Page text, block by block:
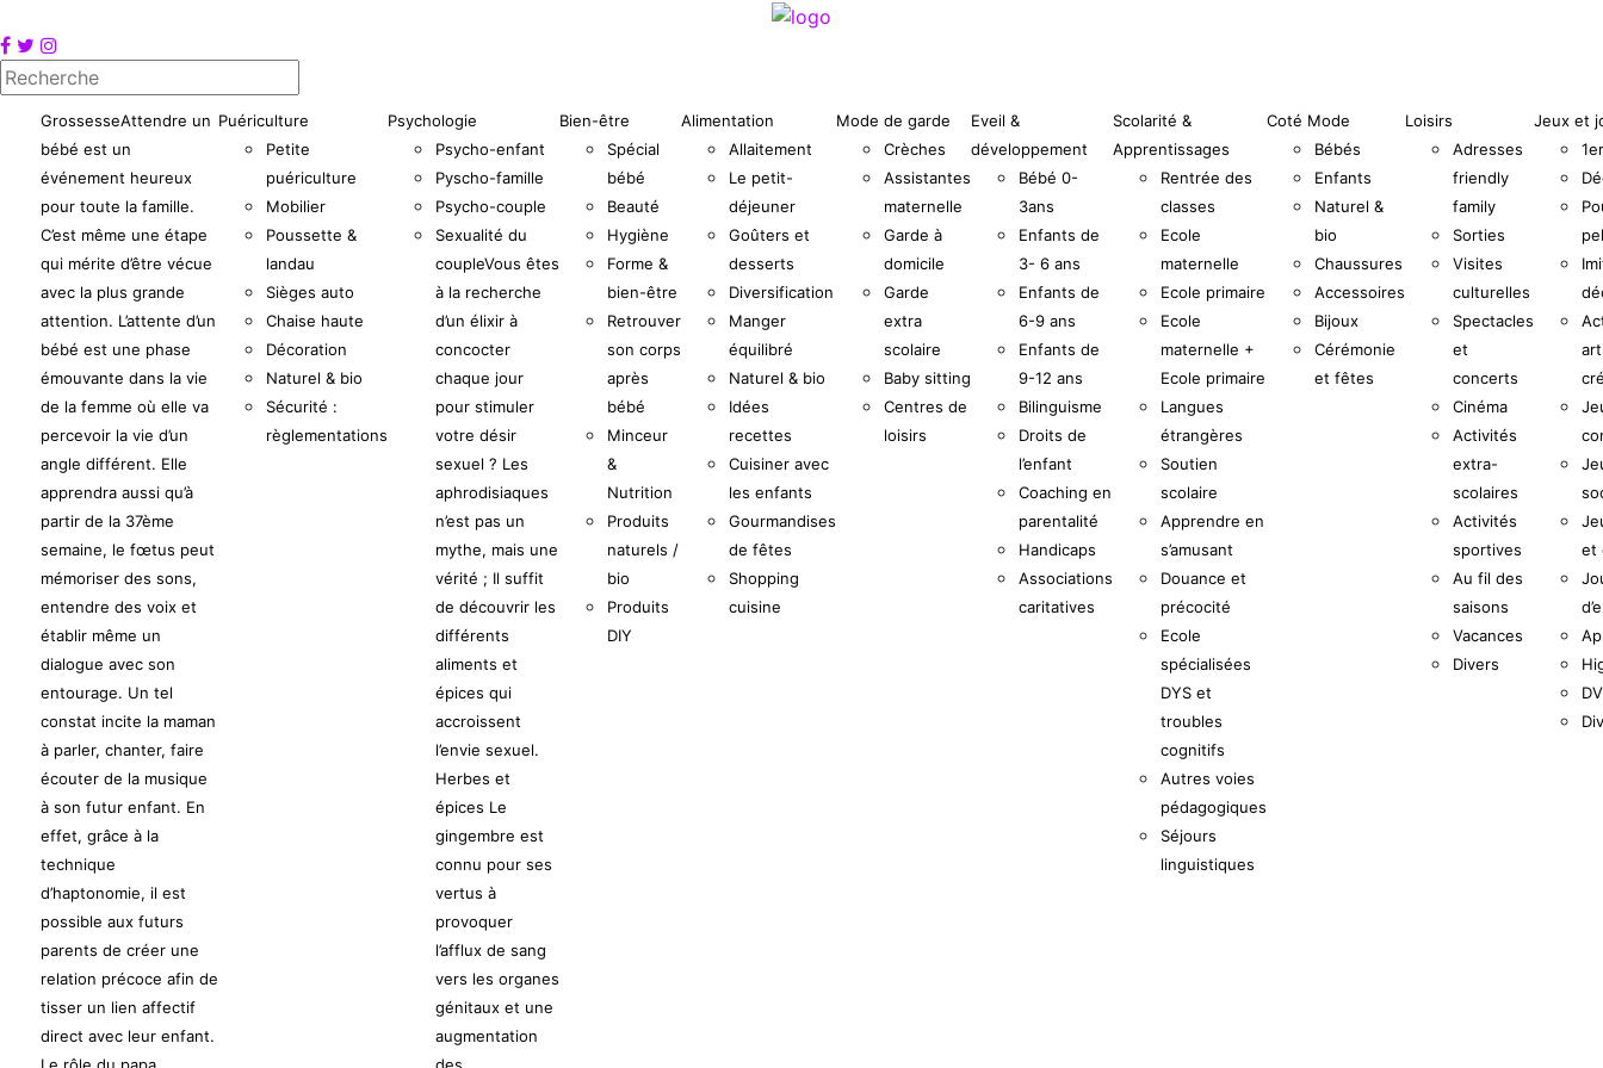
GrossesseAttendre un
bébé est un
événement heureux
pour toute la famille.
C’est même une étape
qui mérite d’être vécue
avec la plus grande
attention. L’attente d’un
bébé est une phase
émouvante dans la vie
de la femme où elle va
percevoir la vie d’un
angle différent. Elle
apprendra aussi qu’à
partir de la 37ème
semaine, le fœtus peut
mémoriser des sons,
entendre des voix et
établir même un
dialogue avec son
entourage. Un tel
constat incite la maman
à parler, chanter, faire
écouter de la musique
à son futur enfant. En
effet, grâce à la
technique
d’haptonomie, il est
possible aux futurs
parents de créer une
relation précoce afin de
tisser un lien affectif
direct avec leur enfant.
Le rôle du papa
Puériculture
Petite
puériculture
Mobilier
Poussette &
landau
Sièges auto
Chaise haute
Décoration
Naturel & bio
Sécurité :
règlementations
Psychologie
Psycho-enfant
Pyscho-famille
Psycho-couple
Sexualité du
coupleVous êtes
à la recherche
d’un élixir à
concocter
chaque jour
pour stimuler
votre désir
sexuel ? Les
aphrodisiaques
n’est pas un
mythe, mais une
vérité ; Il suffit
de découvrir les
différents
aliments et
épices qui
accroissent
l’envie sexuel.
Herbes et
épices Le
gingembre est
connu pour ses
vertus à
provoquer
l’afflux de sang
vers les organes
génitaux et une
augmentation
des
Bien-être
Spécial
bébé
Beauté
Hygiène
Forme &
bien-être
Retrouver
son corps
après
bébé
Minceur
&
Nutrition
Produits
naturels /
bio
Produits
DIY
Alimentation
Allaitement
Le petit-
déjeuner
Goûters et
desserts
Diversification
Manger
équilibré
Naturel & bio
Idées
recettes
Cuisiner avec
les enfants
Gourmandises
de fêtes
Shopping
cuisine
Mode de garde
Crèches
Assistantes
maternelle
Garde à
domicile
Garde
extra
scolaire
Baby sitting
Centres de
loisirs
Eveil &
développement
Bébé 0-
3ans
Enfants de
3- 6 ans
Enfants de
6-9 ans
Enfants de
9-12 ans
Bilinguisme
Droits de
l’enfant
Coaching en
parentalité
Handicaps
Associations
caritatives
Scolarité &
Apprentissages
Rentrée des
classes
Ecole
maternelle
Ecole primaire
Ecole
maternelle +
Ecole primaire
Langues
étrangères
Soutien
scolaire
Apprendre en
s’amusant
Douance et
précocité
Ecole
spécialisées
DYS et
troubles
cognitifs
Autres voies
pédagogiques
Séjours
linguistiques
Coté Mode
Bébés
Enfants
Naturel &
bio
Chaussures
Accessoires
Bijoux
Cérémonie
et fêtes
Loisirs
Adresses
friendly
family
Sorties
Visites
culturelles
Spectacles
et
concerts
Cinéma
Activités
extra-
scolaires
Activités
sportives
Au fil des
saisons
Vacances
Divers
Jeux et
et